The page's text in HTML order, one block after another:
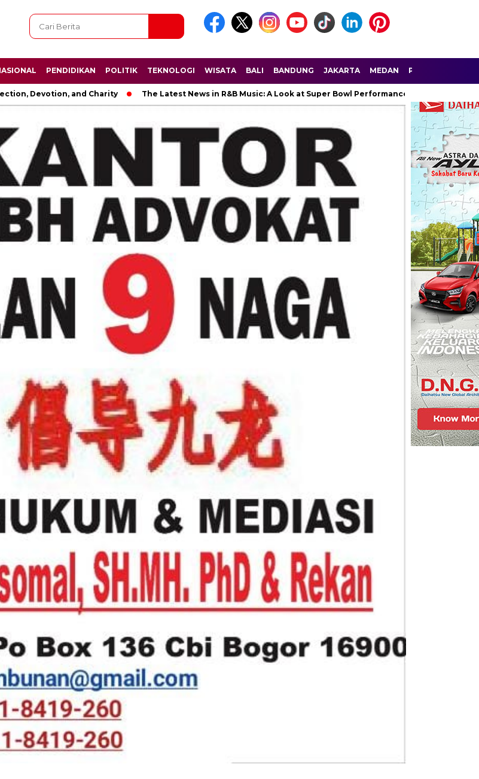
PENDIDIKAN POLITIK TEKNOLOGI WISATA BALI BANDUNG JAKARTA MEDAN PALEMBANG
and Charity The Latest News in R&B Music: A Look at Super Bowl Performances, New Albums, Rising